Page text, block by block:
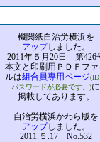
機関紙自治労横浜を
アップしました。
2011年５月20日 第426
本文と印刷用ＰＤＦファ
ルは組合員専用ページ
パスワードが必要です。)に
掲載してあります。
自治労横浜かわら版を
アップしました。
2011.５.17 No.532